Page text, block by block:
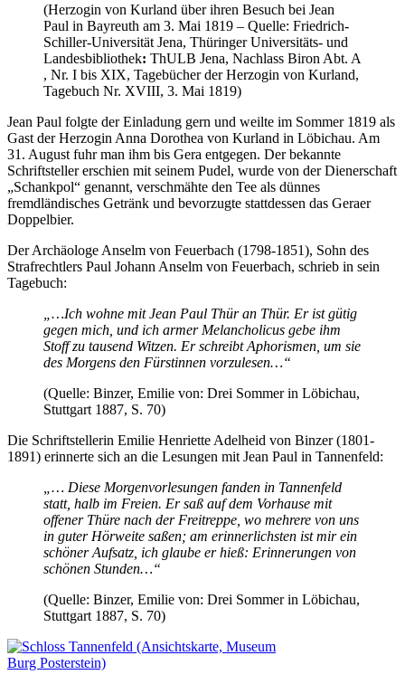
(Herzogin von Kurland über ihren Besuch bei Jean
Paul in Bayreuth am 3. Mai 1819 – Quelle: Friedrich-
Schiller-Universität Jena, Thüringer Universitäts- und
Landesbibliothek: ThULB Jena, Nachlass Biron Abt. A
, Nr. I bis XIX, Tagebücher der Herzogin von Kurland,
Tagebuch Nr. XVIII, 3. Mai 1819)
Jean Paul folgte der Einladung gern und weilte im Sommer 1819 als
Gast der Herzogin Anna Dorothea von Kurland in Löbichau. Am
31. August fuhr man ihm bis Gera entgegen. Der bekannte
Schriftsteller erschien mit seinem Pudel, wurde von der Dienerschaft
„Schankpol“ genannt, verschmähte den Tee als dünnes
fremdländisches Getränk und bevorzugte stattdessen das Geraer
Doppelbier.
Der Archäologe Anselm von Feuerbach (1798-1851), Sohn des
Strafrechtlers Paul Johann Anselm von Feuerbach, schrieb in sein
Tagebuch:
„…Ich wohne mit Jean Paul Thür an Thür. Er ist gütig
gegen mich, und ich armer Melancholicus gebe ihm
Stoff zu tausend Witzen. Er schreibt Aphorismen, um sie
des Morgens den Fürstinnen vorzulesen…“
(Quelle: Binzer, Emilie von: Drei Sommer in Löbichau,
Stuttgart 1887, S. 70)
Die Schriftstellerin Emilie Henriette Adelheid von Binzer (1801-
1891) erinnerte sich an die Lesungen mit Jean Paul in Tannenfeld:
„… Diese Morgenvorlesungen fanden in Tannenfeld
statt, halb im Freien. Er saß auf dem Vorhause mit
offener Thüre nach der Freitreppe, wo mehrere von uns
in guter Hörweite saßen; am erinnerlichsten ist mir ein
schöner Aufsatz, ich glaube er hieß: Erinnerungen von
schönen Stunden…“
(Quelle: Binzer, Emilie von: Drei Sommer in Löbichau,
Stuttgart 1887, S. 70)